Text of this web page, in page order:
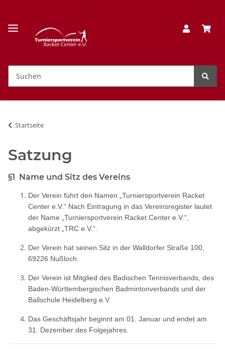
Startseite
Satzung
§1 Name und Sitz des Vereins
Der Verein führt den Namen „Turniersportverein Racket
Center e.V.“ Nach Eintragung in das Vereinsregister lautet
der Name „Turniersportverein Racket Center e.V.“,
abgekürzt „TRC e.V.“.
Der Verein hat seinen Sitz in der Walldorfer Straße 100,
69226 Nußloch.
Der Verein ist Mitglied des Badischen Tennisverbands, des
Baden-Württembergischen Badmintonverbands und der
Ballschule Heidelberg e.V.
Das Geschäftsjahr beginnt am 01. Januar und endet am
31. Dezember des Folgejahres.